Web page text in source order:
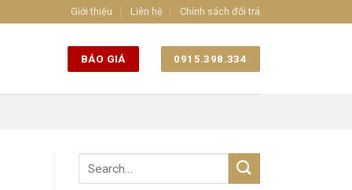
Giới thiệu Liên hệ Chính sách đổi trả
BÁO GIÁ 0915.398.334